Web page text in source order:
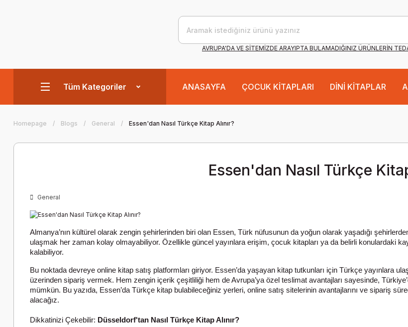
AVRUPA'DA VE SİTEMİZDE ARAYIPTA BULAMADIĞINIZ ÜRÜNLERİN
Tüm Kategoriler ANASAYFA ÇOCUK KİTAPLARI DİNİ KİTAPLAR
Homepage Blogs General Essen'dan Nasıl Türkçe Kitap Alınır?
Essen'dan Nasıl Türkçe
General
Almanya’nın kültürel olarak zengin şehirlerinden biri olan Essen, Türk nüfusunun da yoğun olarak yaşadığı
ulaşmak her zaman kolay olmayabiliyor. Özellikle güncel yayınlara erişim, çocuk kitapları ya da belirli konulardaki
kalabiliyor.
Bu noktada devreye online kitap satış platformları giriyor. Essen’da yaşayan kitap tutkunları için Türkçe yayınlara
üzerinden sipariş vermek. Hem zengin içerik çeşitliliği hem de Avrupa’ya özel teslimat avantajları sayesinde,
mümkün. Bu yazıda, Essen’da Türkçe kitap bulabileceğiniz yerleri, online satış sitelerinin avantajlarını ve sipariş
alacağız.
Dikkatinizi Çekebilir: Düsseldorf'tan Nasıl Türkçe Kitap Alınır?